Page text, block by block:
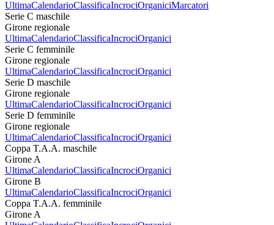
UltimaCalendarioClassificaIncrociOrganiciMarcatori
Serie C maschile
Girone regionale
UltimaCalendarioClassificaIncrociOrganici
Serie C femminile
Girone regionale
UltimaCalendarioClassificaIncrociOrganici
Serie D maschile
Girone regionale
UltimaCalendarioClassificaIncrociOrganici
Serie D femminile
Girone regionale
UltimaCalendarioClassificaIncrociOrganici
Coppa T.A.A. maschile
Girone A
UltimaCalendarioClassificaIncrociOrganici
Girone B
UltimaCalendarioClassificaIncrociOrganici
Coppa T.A.A. femminile
Girone A